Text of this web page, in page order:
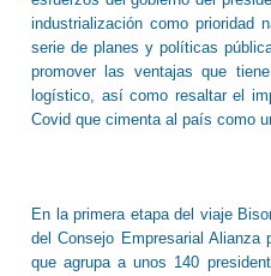
industrialización como prioridad
serie de planes y políticas
promover las ventajas que
logístico, así como resaltar el
Covid que cimenta al país como
En la primera etapa del viaje
del Consejo Empresarial Alianza
que agrupa a unos 140